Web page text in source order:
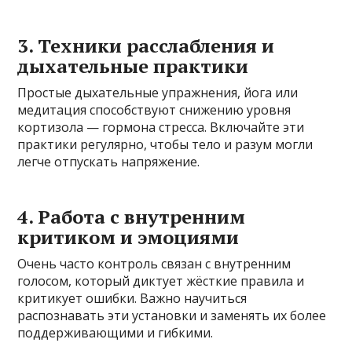
3. Техники расслабления и
дыхательные практики
Простые дыхательные упражнения, йога или
медитация способствуют снижению уровня
кортизола — гормона стресса. Включайте эти
практики регулярно, чтобы тело и разум могли
легче отпускать напряжение.
4. Работа с внутренним
критиком и эмоциями
Очень часто контроль связан с внутренним
голосом, который диктует жёсткие правила и
критикует ошибки. Важно научиться
распознавать эти установки и заменять их более
поддерживающими и гибкими.